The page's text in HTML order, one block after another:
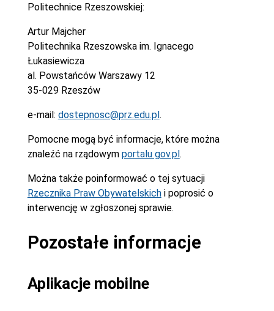
Politechnice Rzeszowskiej:
Artur Majcher
Politechnika Rzeszowska im. Ignacego
Łukasiewicza
al. Powstańców Warszawy 12
35-029 Rzeszów
e-mail: dostepnosc@prz.edu.pl.
Pomocne mogą być informacje, które można
znaleźć na rządowym portalu gov.pl.
Można także poinformować o tej sytuacji
Rzecznika Praw Obywatelskichi poprosić o
interwencję w zgłoszonej sprawie.
Pozostałe informacje
Aplikacje mobilne